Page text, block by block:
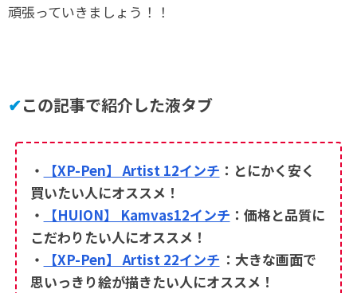
頑張っていきましょう！！
✔この記事で紹介した液タブ
・ 【XP-Pen】 Artist 12インチ ：とにかく安く
買いたい人にオススメ！
・
【HUION】 Kamvas12インチ ：価格と品質に
こだわりたい人にオススメ！
・
【XP-Pen】 Artist 22インチ ：大きな画面で
思いっきり絵が描きたい人にオススメ！